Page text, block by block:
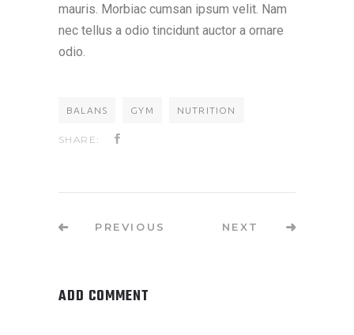
mauris. Morbiac cumsan ipsum velit. Nam
nec tellus a odio tincidunt auctor a ornare
odio.
BALANS GYM NUTRITION
SHARE:
PREVIOUS NEXT
ADD COMMENT